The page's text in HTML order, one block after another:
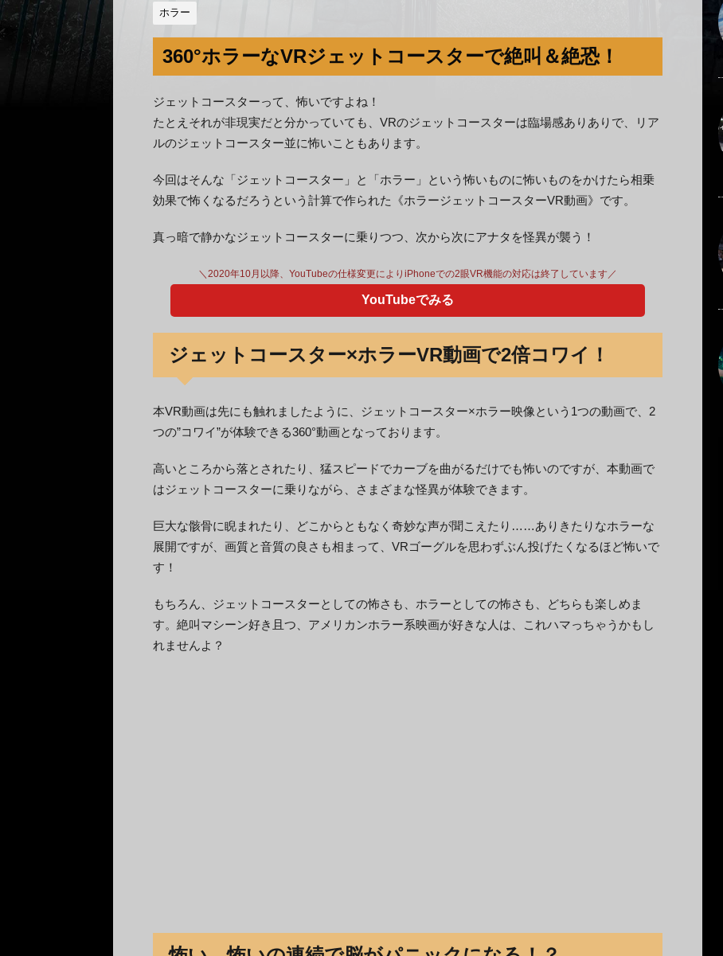
ホラー
360°ホラーなVRジェットコースターで絶叫＆絶恐！
ジェットコースターって、怖いですよね！
たとえそれが非現実だと分かっていても、VRのジェットコースターは臨場感ありありで、リア
ルのジェットコースター並に怖いこともあります。
今回はそんな「ジェットコースター」と「ホラー」という怖いものに怖いものをかけたら相乗
効果で怖くなるだろうという計算で作られた《ホラージェットコースターVR動画》です。
真っ暗で静かなジェットコースターに乗りつつ、次から次にアナタを怪異が襲う！
＼2020年10月以降、YouTubeの仕様変更によりiPhoneでの2眼VR機能の対応は終了しています／
YouTubeでみる
ジェットコースター×ホラーVR動画で2倍コワイ！
本VR動画は先にも触れましたように、ジェットコースター×ホラー映像という1つの動画で、2
つの”コワイ”が体験できる360°動画となっております。
高いところから落とされたり、猛スピードでカーブを曲がるだけでも怖いのですが、本動画で
はジェットコースターに乗りながら、さまざまな怪異が体験できます。
巨大な骸骨に睨まれたり、どこからともなく奇妙な声が聞こえたり……ありきたりなホラーな
展開ですが、画質と音質の良さも相まって、VRゴーグルを思わずぶん投げたくなるほど怖いで
す！
もちろん、ジェットコースターとしての怖さも、ホラーとしての怖さも、どちらも楽しめま
す。絶叫マシーン好き且つ、アメリカンホラー系映画が好きな人は、これハマっちゃうかもし
れませんよ？